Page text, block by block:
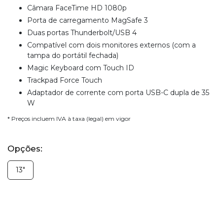
Câmara FaceTime HD 1080p
Porta de carregamento MagSafe 3
Duas portas Thunderbolt/USB 4
Compatível com dois monitores externos (com a
tampa do portátil fechada)
Magic Keyboard com Touch ID
Trackpad Force Touch
Adaptador de corrente com porta USB-C dupla de 35
W
* Preços incluem IVA à taxa (legal) em vigor
Opções:
13"